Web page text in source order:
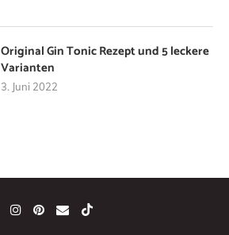
Original Gin Tonic Rezept und 5 leckere
Varianten
3. Juni 2022